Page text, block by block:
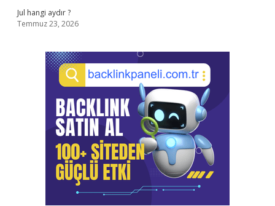
Jul hangi aydır ?
Temmuz 23, 2026